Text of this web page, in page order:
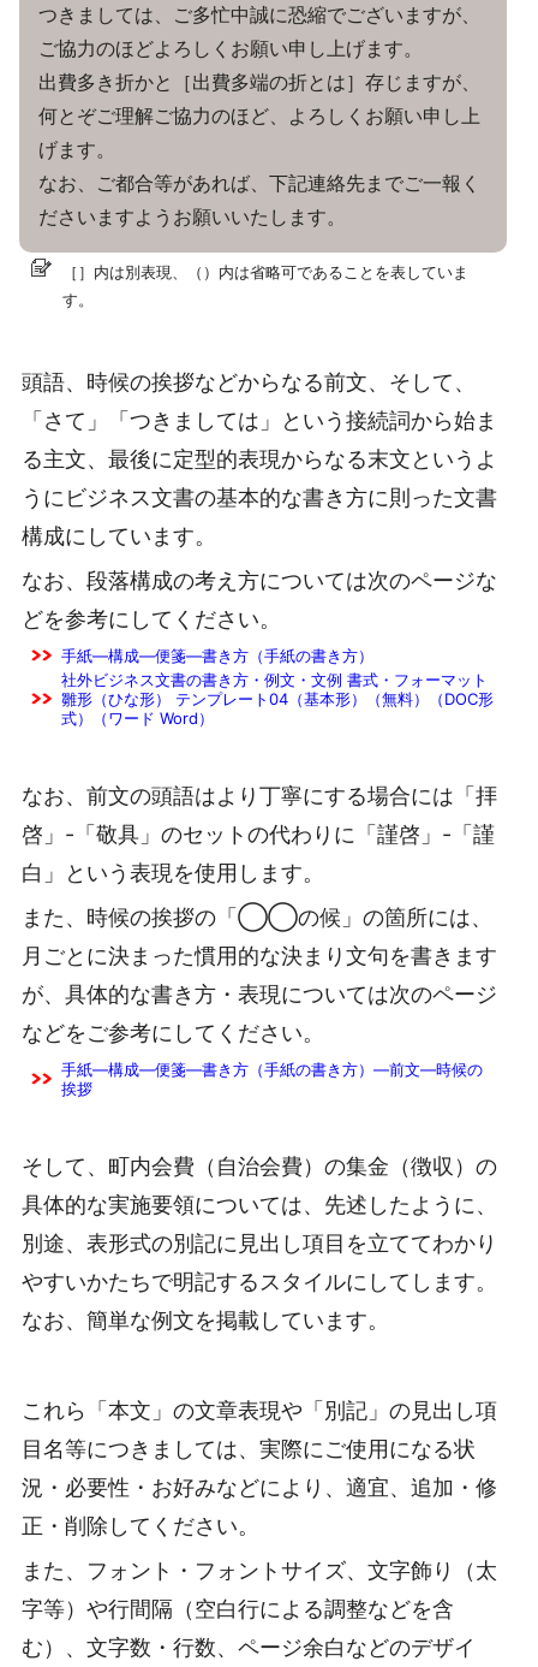
つきましては、ご多忙中誠に恐縮でございますが、
ご協力のほどよろしくお願い申し上げます。
出費多き折かと［出費多端の折とは］存じますが、
何とぞご理解ご協力のほど、よろしくお願い申し上
げます。
なお、ご都合等があれば、下記連絡先までご一報く
ださいますようお願いいたします。
［］内は別表現、（）内は省略可であることを表していま
す。
頭語、時候の挨拶などからなる前文、そして、
「さて」「つきましては」という接続詞から始ま
る主文、最後に定型的表現からなる末文というよ
うにビジネス文書の基本的な書き方に則った文書
構成にしています。
なお、段落構成の考え方については次のページな
どを参考にしてください。
手紙―構成―便箋―書き方（手紙の書き方）
社外ビジネス文書の書き方・例文・文例 書式・フォーマット
雛形（ひな形） テンプレート04（基本形）（無料）（DOC形
式）（ワード Word）
なお、前文の頭語はより丁寧にする場合には「拝
啓」-「敬具」のセットの代わりに「謹啓」-「謹
白」という表現を使用します。
また、時候の挨拶の「◯◯の候」の箇所には、
月ごとに決まった慣用的な決まり文句を書きます
が、具体的な書き方・表現については次のページ
などをご参考にしてください。
手紙―構成―便箋―書き方（手紙の書き方）―前文―時候の
挨拶
そして、町内会費（自治会費）の集金（徴収）の
具体的な実施要領については、先述したように、
別途、表形式の別記に見出し項目を立ててわかり
やすいかたちで明記するスタイルにしてします。
なお、簡単な例文を掲載しています。
これら「本文」の文章表現や「別記」の見出し項
目名等につきましては、実際にご使用になる状
況・必要性・お好みなどにより、適宜、追加・修
正・削除してください。
また、フォント・フォントサイズ、文字飾り（太
字等）や行間隔（空白行による調整などを含
む）、文字数・行数、ページ余白などのデザイ